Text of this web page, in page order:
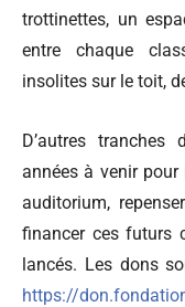
trottinettes, un
entre chaque
insolites sur le toit,
D’autres
années à venir pour
auditorium,
financer ces futurs
lancés. Les dons
https://